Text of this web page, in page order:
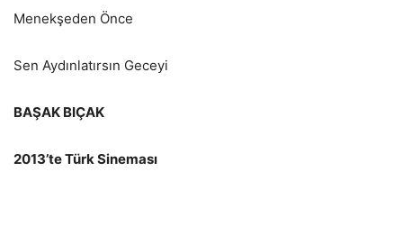
Menekşeden Önce
Sen Aydınlatırsın Geceyi
BAŞAK BIÇAK
2013’te Türk Sineması